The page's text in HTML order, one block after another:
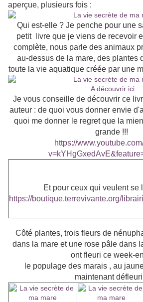
aperçue, plusieurs fois :
Qui est-elle ? Je penche pour une
petit livre que je viens de recevoir
complète, nous parle des animaux
au-dessus de la mare, des plantes
toute la vie aquatique créée par une
A découvrir ici
Je vous conseille de découvrir ce
auteur : de quoi vous donner envie
quoi me donner le regret que la
grande !!!
https://
Et pour ceux qui veulent se
https://boutique.terrevivante.org/
Côté plantes, trois fleurs de
dans la mare et une rose pâle dans
ont fleuri ce week-
le populage des marais , au
maintenant